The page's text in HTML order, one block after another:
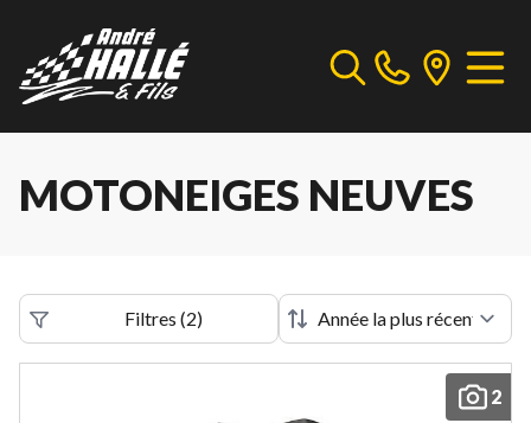
MOTONEIGES NEUVES
Filtres (2)
2